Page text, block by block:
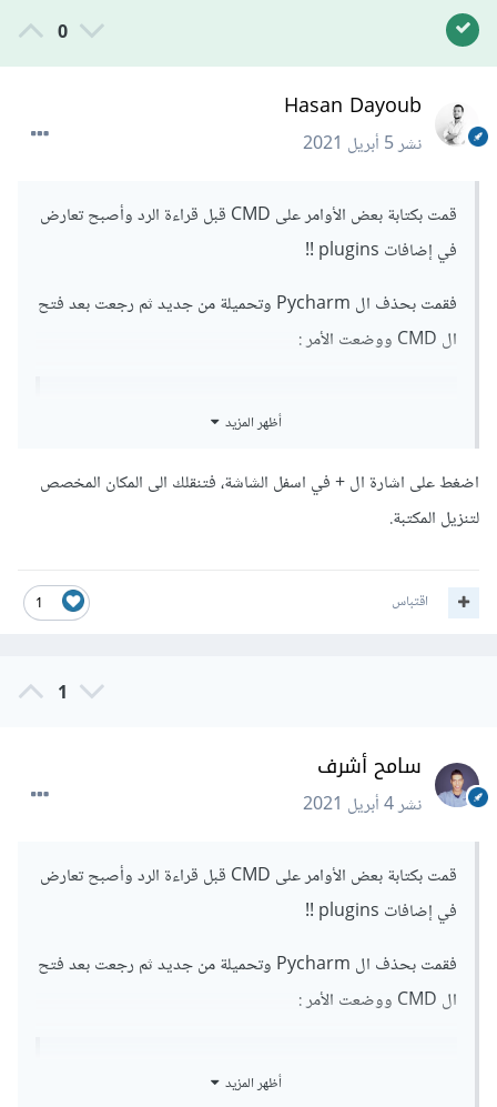
0
Hasan Dayoub
نشر5 أبريل 2021
قمت بكتابة بعض الأوامر على CMD قبل قراءة الرد وأصبح تعارض
في إضافات plugins !!
فقمت بحذف ال Pycharm وتحميلة من جديد ثم رجعت بعد فتح
ال CMD ووضعت الأمر :
فأعطاني النتيجة التالية :
Collecting
git+https://github.com/pytube/pytube
Running command git clone -q
صورة توضيحية
أظهر المزيد
اضغط على اشارة ال + في اسفل الشاشة، فتنقلك الى المكان المخصص
لتنزيل المكتبة.
1 اقتباس
1
سامح أشرف
نشر4 أبريل 2021
قمت بكتابة بعض الأوامر على CMD قبل قراءة الرد وأصبح تعارض
في إضافات plugins !!
فقمت بحذف ال Pycharm وتحميلة من جديد ثم رجعت بعد فتح
ال CMD ووضعت الأمر :
أظهر المزيد